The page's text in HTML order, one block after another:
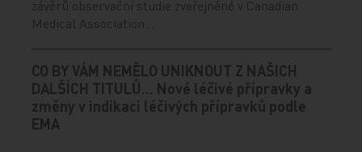
závěrů observační studie zveřejněné v Canadian
Medical Association…
CO BY VÁM NEMĚLO UNIKNOUT Z NAŠICH
DALŠÍCH TITULŮ... Nové léčivé přípravky a
změny v indikaci léčivých přípravků podle
EMA